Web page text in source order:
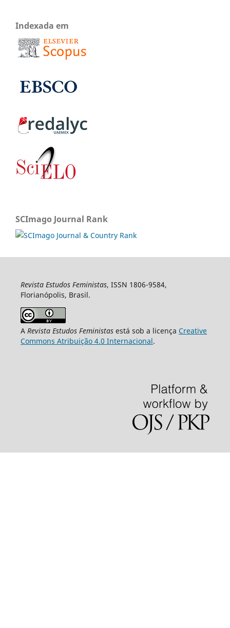
Indexada em
SCImago Journal Rank
Revista Estudos Feministas, ISSN 1806-9584,
Florianópolis, Brasil.
A Revista Estudos Feministasestá sob a licença Creative
Commons Atribuição 4.0 Internacional.